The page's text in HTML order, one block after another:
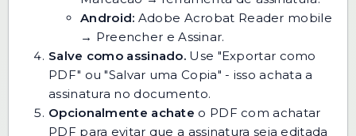
Android: Adobe Acrobat Reader mobile
→ Preencher e Assinar.
Salve como assinado. Use "Exportar como
PDF" ou "Salvar uma Copia" - isso achata a
assinatura no documento.
Opcionalmente achate o PDF com achatar
PDF para evitar que a assinatura seja editada